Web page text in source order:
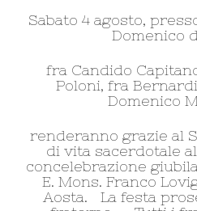
Sabato 4 agosto,
Domenico
fra Candido
Poloni, fra
Domenico
renderanno grazie al
di vita sacerdotale
concelebrazione
E. Mons. Franco
Aosta. La festa